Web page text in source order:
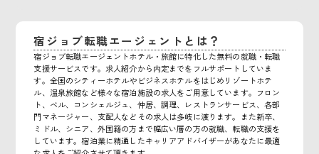
宿ジョブ転職エージェントとは？
宿ジョブ転職エージェントホテル・旅館に特化した無料の就職・転職
支援サービスです。求人紹介から内定までをフルサポートしていま
す。全国のシティーホテルやビジネスホテルをはじめリゾートホテ
ル、温泉旅館など様々な宿泊施設の求人をご用意しています。フロン
ト、ベル、コンシェルジュ、仲居、調理、レストランサービス、各部
門マネージャー、支配人などその求人は多岐に渡ります。また新卒、
ミドル、シニア、外国籍の方まで幅広い層の方の就職、転職の支援を
しています。宿泊業に精通したキャリアアドバイザーがあなたに最適